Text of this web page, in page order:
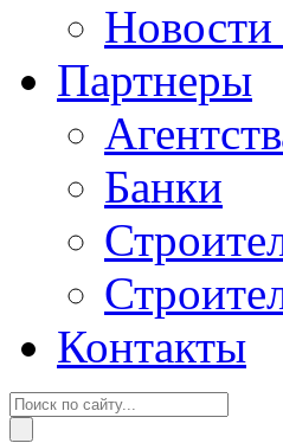
Новости
Партнеры
Банки
Контакты